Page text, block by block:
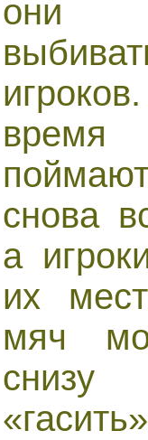
они
время
снова
а
их
мяч